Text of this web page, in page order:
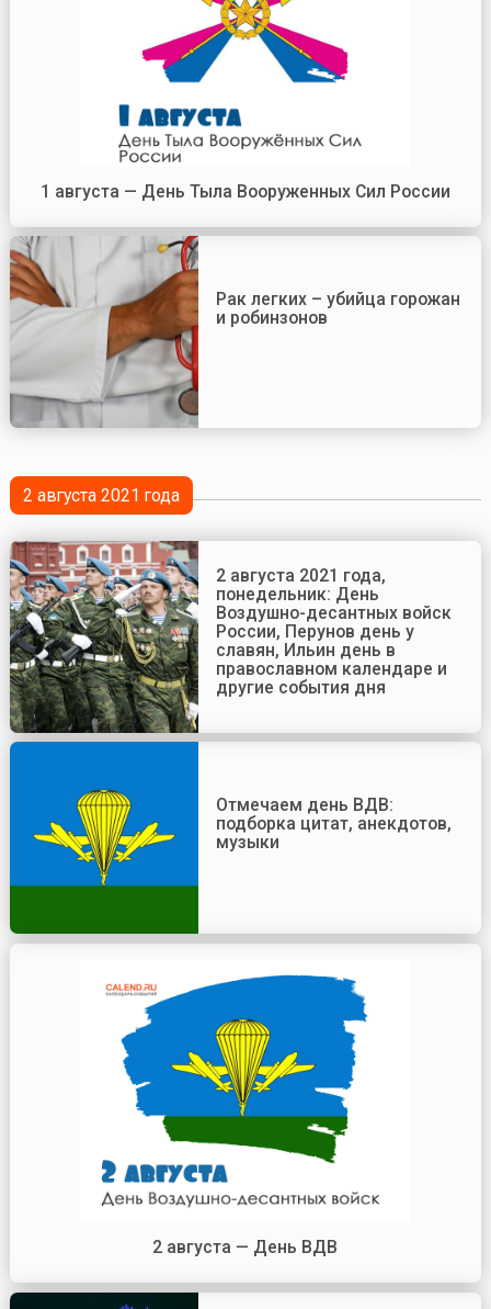
1 августа — День Тыла Вооруженных Сил России
Рак легких – убийца горожан
и робинзонов
2 августа 2021 года
2 августа 2021 года,
понедельник: День
Воздушно-десантных войск
России, Перунов день у
славян, Ильин день в
православном календаре и
другие события дня
Отмечаем день ВДВ:
подборка цитат, анекдотов,
музыки
2 августа — День ВДВ